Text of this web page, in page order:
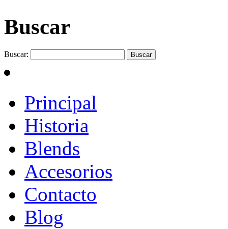
Buscar
Buscar:
Principal
Historia
Blends
Accesorios
Contacto
Blog